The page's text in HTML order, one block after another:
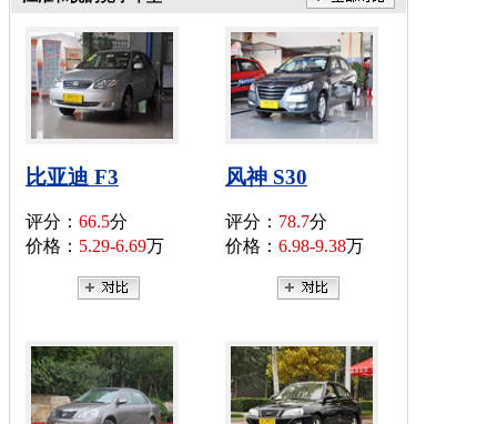
比亚迪 F3
评分： 66.5分
价格： 5.29-6.69万
风神 S30
评分： 78.7分
价格： 6.98-9.38万